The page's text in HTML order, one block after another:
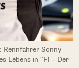
Rennfahrer Sonny
Lebens in "F1 – Der